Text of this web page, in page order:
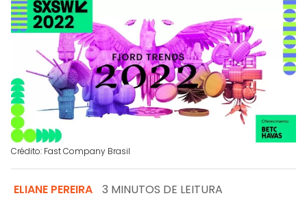
Crédito: Fast Company Brasil
ELIANE PEREIRA 3 MINUTOS DE LEITURA